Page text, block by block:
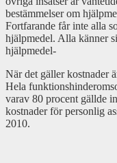
bestämmelser om
Fortfarande får inte alla
hjälpmedel. Alla känner
hjälpmedel-
När det gäller kostnader
Hela
varav 80 procent gällde
kostnader för personlig
2010.